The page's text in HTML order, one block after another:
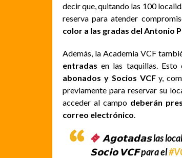
decir que, quitando las 100
reserva para atender
color a las gradas del Antonio
Además, la Academia VCF
entradas en las taquillas. Esto
abonados y Socios VCFy,
previamente para reservar su
acceder al campo deberán
correo electrónico.
𝗔𝗴𝗼𝘁𝗮𝗱𝗮𝘀 las
𝗦𝗼𝗰𝗶𝗼 𝗩𝗖𝗙 para el